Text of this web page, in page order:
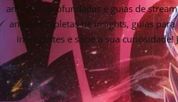
análises aprofundadas e guias de
análises repletas de insights, guias
inteligentes e sacie a sua